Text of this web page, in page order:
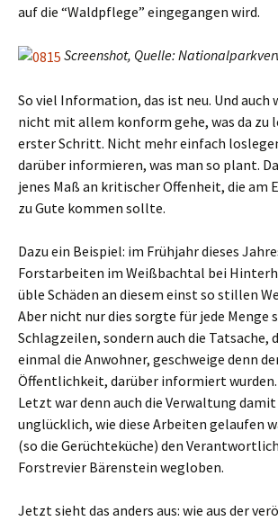
auf die “Waldpflege” eingegangen wird.
Screenshot, Quelle:
So viel Information, das ist neu. Und auch
nicht mit allem konform gehe, was da zu
erster Schritt. Nicht mehr einfach
darüber informieren, was man so plant.
jenes Maß an kritischer Offenheit, die am
zu Gute kommen sollte.
Dazu ein Beispiel: im Frühjahr dieses
Forstarbeiten im Weißbachtal bei
üble Schäden an diesem einst so stillen
Aber nicht nur dies sorgte für jede Menge
Schlagzeilen, sondern auch die Tatsache,
einmal die Anwohner, geschweige denn
Öffentlichkeit, darüber informiert
Letzt war denn auch die Verwaltung
unglücklich, wie diese Arbeiten gelaufen
(so die Gerüchteküche) den
Forstrevier Bärenstein wegloben.
Jetzt sieht das anders aus: wie aus der